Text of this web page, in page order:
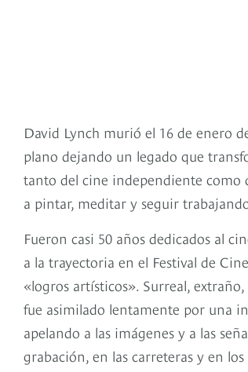
David Lynch murió el 16 de enero
plano dejando un legado que
tanto del cine independiente como
a pintar, meditar y seguir
Fueron casi 50 años dedicados al
a la trayectoria en el Festival de
«logros artísticos». Surreal,
fue asimilado lentamente por una
apelando a las imágenes y a las
grabación, en las carreteras y en los